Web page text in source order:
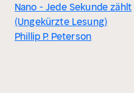
Nano - Jede Sekunde zählt
(Ungekürzte Lesung)
Phillip P. Peterson